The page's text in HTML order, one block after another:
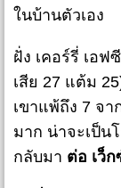
ในบ้านตัวเอง
ฝั่ง เคอร์รี่ เอฟ
เสีย 27 แต้ม
เขาแพ้ถึง 7 จา
มาก น่าจะเป็น
กลับมา ต่อ เว็